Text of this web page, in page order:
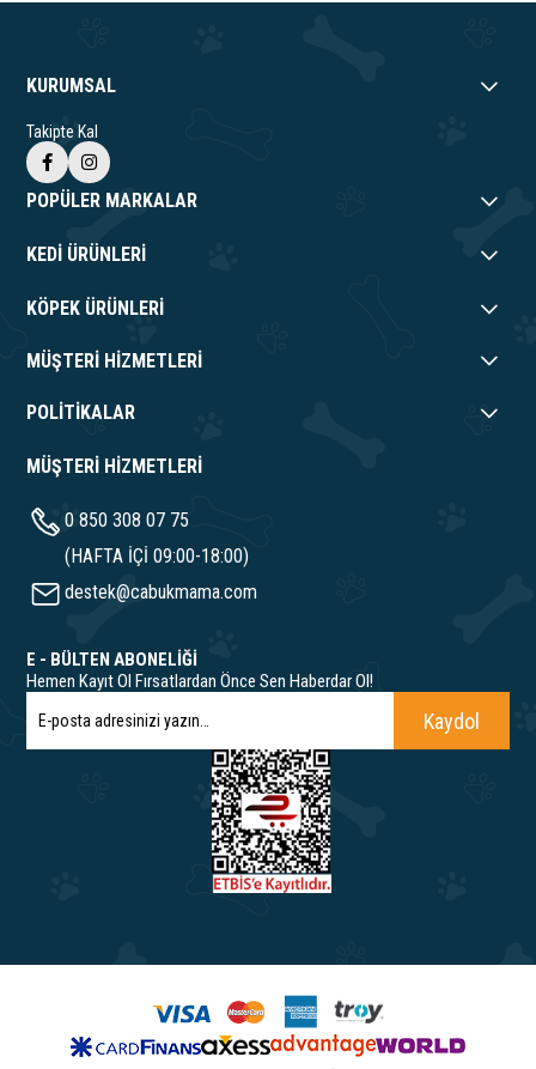
KURUMSAL
Takipte Kal
POPÜLER MARKALAR
KEDİ ÜRÜNLERİ
KÖPEK ÜRÜNLERİ
MÜŞTERİ HİZMETLERİ
POLİTİKALAR
MÜŞTERİ HİZMETLERİ
0 850 308 07 75
(HAFTA İÇİ 09:00-18:00)
destek@cabukmama.com
E - BÜLTEN ABONELİĞİ
Hemen Kayıt Ol Fırsatlardan Önce Sen Haberdar Ol!
Kaydol